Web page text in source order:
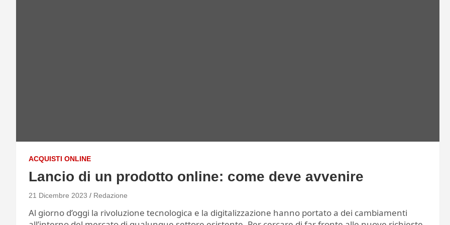
ACQUISTI ONLINE
Lancio di un prodotto online: come deve avvenire
21 Dicembre 2023 Redazione
Al giorno d’oggi la rivoluzione tecnologica e la digitalizzazione hanno portato a dei cambiamenti